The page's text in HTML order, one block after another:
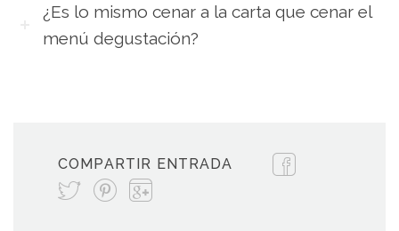
¿Es lo mismo cenar a la carta que cenar el
menú degustación?
COMPARTIR ENTRADA